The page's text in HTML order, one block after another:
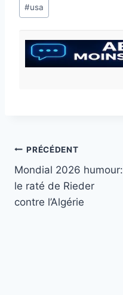
la#usa
Navigation
de
l’article
PRÉCÉDENT
Mondial 2026 humour:
le raté de Rieder
contre l’Algérie